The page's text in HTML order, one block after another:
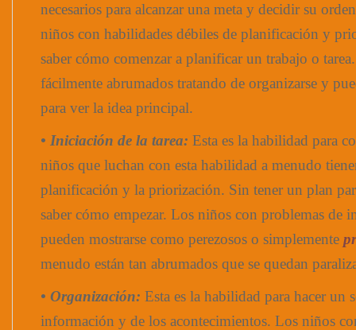
necesarios para alcanzar una meta y decidir su
niños con habilidades débiles de planificación y
saber cómo comenzar a planificar un trabajo o
fácilmente abrumados tratando de organizarse y
para ver la idea principal.
• Iniciación de la tarea: Esta es la habilidad para
niños que luchan con esta habilidad a menudo
planificación y la priorización. Sin tener un plan
saber cómo empezar. Los niños con problemas de
pueden mostrarse como perezosos o simplemente
menudo están tan abrumados que se quedan
• Organización: Esta es la habilidad para hacer un
información y de los acontecimientos. Los niños